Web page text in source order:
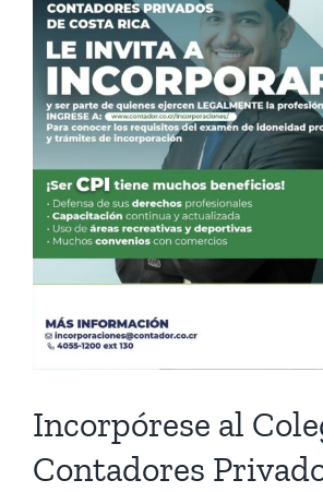
Image
Incorpórese al
Contadores